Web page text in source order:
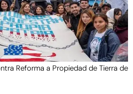
Reforma a Propiedad de Tierra de